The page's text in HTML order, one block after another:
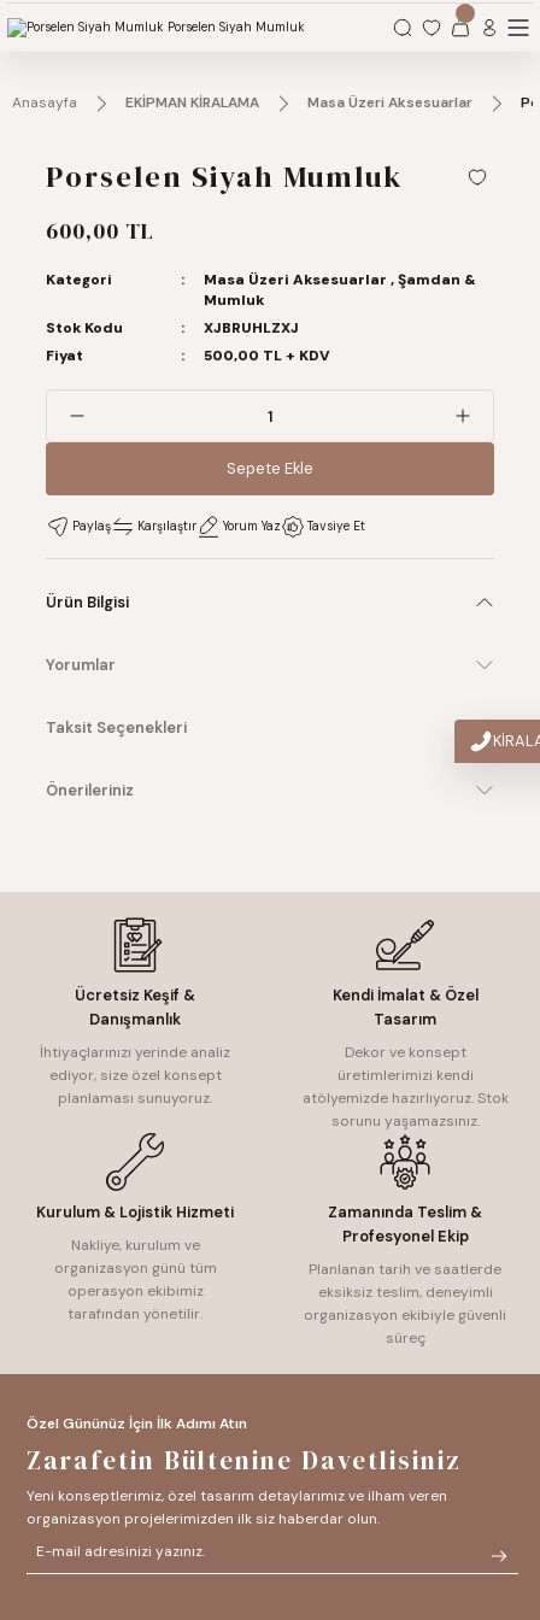
Organizasyonlarınız için tüm ihtiyaçlarınız burada.
Anasayfa EKİPMAN KİRALAMA Masa Üzeri Aksesuarlar
Porselen Siyah Mumluk
600,00 TL
Kategori Masa Üzeri Aksesuarlar ,Şamdan &
Mumluk
Stok Kodu
XJBRUHLZXJ
Fiyat
500,00 TL + KDV
Sepete Ekle
Sepete Ekle
Paylaş Karşılaştır Yorum Yaz Tavsiye Et
Ürün Bilgisi
Yorumlar
Taksit Seçenekleri
Önerileriniz
Ücretsiz Keşif &
Danışmanlık
İhtiyaçlarınızı yerinde analiz
ediyor, size özel konsept
planlaması sunuyoruz.
Kendi İmalat & Özel
Tasarım
Dekor ve konsept
üretimlerimizi kendi
atölyemizde hazırlıyoruz. Stok
sorunu yaşamazsınız.
Kurulum & Lojistik Hizmeti
Nakliye, kurulum ve
organizasyon günü tüm
operasyon ekibimiz
tarafından yönetilir.
Zamanında Teslim &
Profesyonel Ekip
Planlanan tarih ve saatlerde
eksiksiz teslim, deneyimli
organizasyon ekibiyle güvenli
süreç
Özel Gününüz İçin İlk Adımı Atın
Zarafetin Bültenine Davetlisiniz
Yeni konseptlerimiz, özel tasarım detaylarımız ve ilham veren
organizasyon projelerimizden ilk siz haberdar olun.